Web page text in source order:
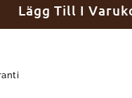
Lägg Till I